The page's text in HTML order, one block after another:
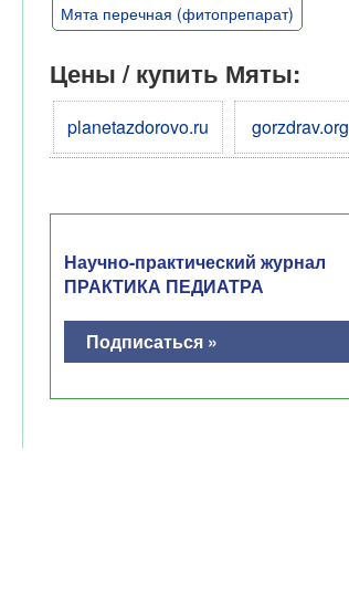
Мята перечная (фитопрепарат)
Цены / купить Мяты:
planetazdorovo.ru gorzdrav.org
Научно-практический журнал
ПРАКТИКА ПЕДИАТРА
Подписаться »